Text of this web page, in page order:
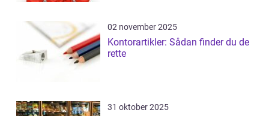
02 november 2025
Kontorartikler: Sådan finder du de
rette
31 oktober 2025